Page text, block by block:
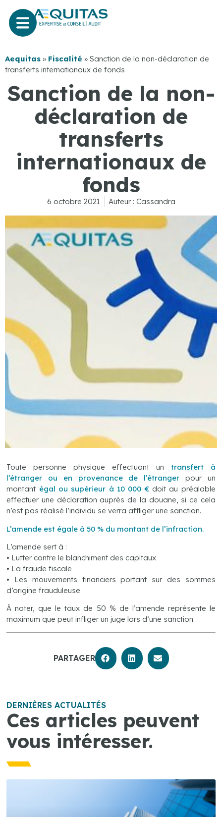
Aequitas » Fiscalité » Sanction de la non-déclaration de
transferts internationaux de fonds
Sanction de la non-
déclaration de
transferts
internationaux de
fonds
6 octobre 2021 Auteur : Cassandra
Toute personne physique effectuant un transfert à
l’étranger ou en provenance de l’étranger pour un
montant égal ou supérieur à 10 000 €doit au préalable
effectuer une déclaration auprès de la douane, si ce cela
n’est pas réalisé l’individu se verra affliger une sanction.
L’amende est égale à 50 % du montant de l’infraction.
L’amende sert à :
• Lutter contre le blanchiment des capitaux
• La fraude fiscale
• Les mouvements financiers portant sur des sommes
d’origine frauduleuse
À noter, que le taux de 50 % de l’amende représente le
maximum que peut infliger un juge lors d’une sanction.
PARTAGER
DERNIÈRES ACTUALITÉS
Ces articles peuvent
vous intéresser.